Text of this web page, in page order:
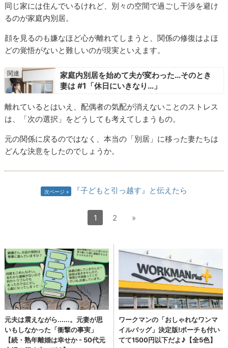
同じ家には住んでいるけれど、別々の空間で過ごし干渉を避け
るのが家庭内別居。
顔を見るのも嫌なほど心が離れてしまうと、関係の修復はよほ
どの覚悟がないと難しいのが現実といえます。
家庭内別居を始めて夫が変わった…そのとき
妻は #1「休日にいきなり…」
離れているとはいえ、配偶者の気配が消えないことのストレス
は、「次の選択」をどうしても考えてしまうもの。
元の関係に戻るのではなく、本当の「別居」に移った妻たちは
どんな決意をしたのでしょうか。
次ページ 『子どもと引っ越す』と伝えたら
1 2 »